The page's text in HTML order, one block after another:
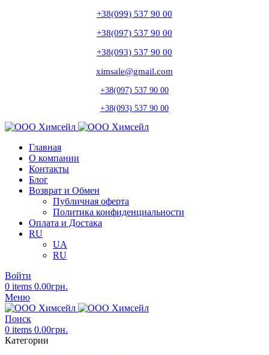
+38(099) 537 90 00
+38(097) 537 90 00
+38(093) 537 90 00
ximsale@gmail.com
+38(097) 537 90 00
+38(093) 537 90 00
Главная
О компании
Контакты
Блог
Возврат и Обмен
Публичная оферта
Политика конфиденциальности
Оплата и Достака
RU
UA
RU
Войти
0 items 0.00грн.
Меню
Поиск
0 items 0.00грн.
Категории